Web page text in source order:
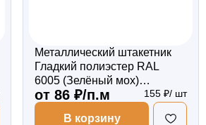
Металлический штакетник
Гладкий полиэстер RAL
6005 (Зелёный мох)
1800*87*0,5 двухсторонний
Фигурный
от 86 ₽/п.м 155 ₽/ шт
В корзину